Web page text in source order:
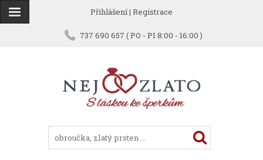
Přihlášení| Registrace
737 690 657 ( PO - PI 8:00 - 16:00 )